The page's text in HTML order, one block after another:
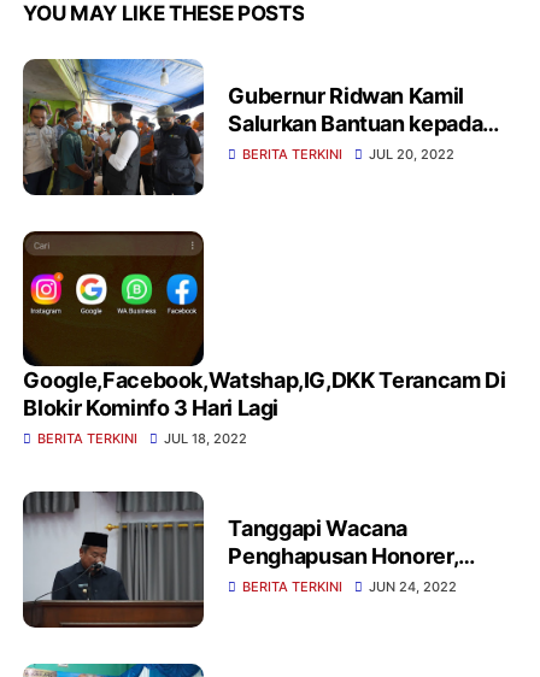
YOU MAY LIKE THESE POSTS
Gubernur Ridwan Kamil
Salurkan Bantuan kepada
Warga Bogor Terdampak
BERITA TERKINI JUL 20, 2022
Google,Facebook,Watshap,IG,DKK Terancam Di
Blokir Kominfo 3 Hari Lagi
BERITA TERKINI JUL 18, 2022
Tanggapi Wacana
Penghapusan Honorer,
Bupati Garut : Ini harus
BERITA TERKINI JUN 24, 2022